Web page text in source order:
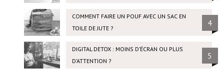
COMMENT FAIRE UN POUF AVEC UN SAC EN
TOILE DE JUTE ?
4
DIGITAL DETOX : MOINS D’ÉCRAN OU PLUS
D’ATTENTION ?
5